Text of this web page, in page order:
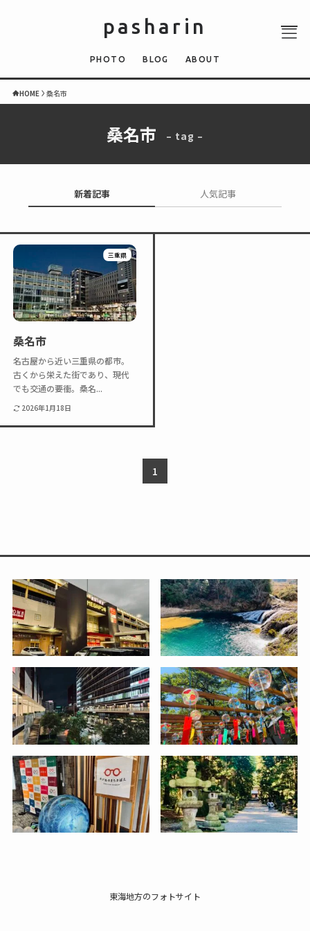
PHOTO
BLOG
pasharin
PHOTO BLOG ABOUT
HOME 桑名市
桑名市 – tag –
新着記事 人気記事
三重県
桑名市
名古屋から近い三重県の都市。
古くから栄えた街であり、現代
でも交通の要衝。桑名...
2026年1月18日
1
東海地方のフォトサイト